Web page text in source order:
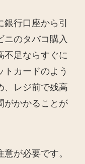
行口座から引
ニのタバコ購入
不足ならすぐに
トカードのよう
、レジ前で残高
がかかることが
が必要です。